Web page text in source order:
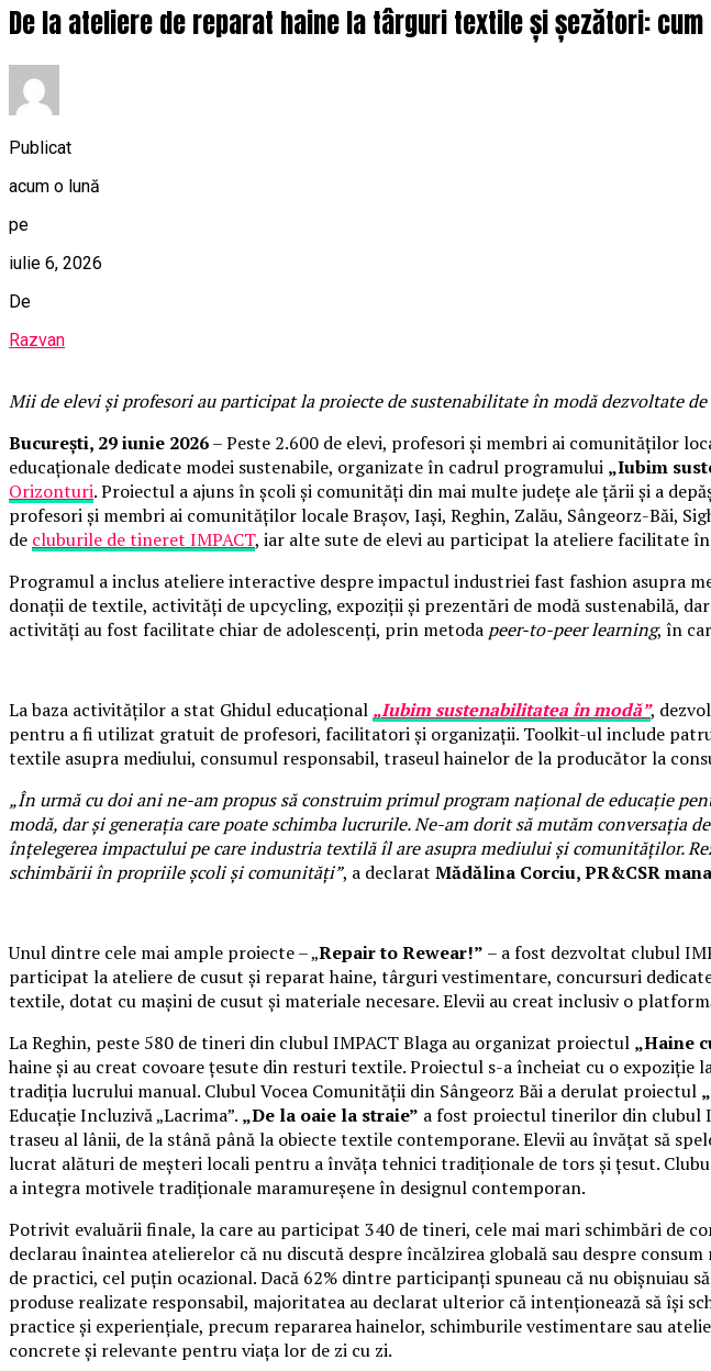
De la ateliere de reparat haine la târguri textile și șezători:
Publicat
acum o lună
pe
iulie 6, 2026
De
Razvan
Mii de elevi și profesori au participat la proiecte de sustenabilitate în modă dezvoltate
București, 29 iunie 2026– Peste 2.600 de elevi, profesori și membri ai comunităților
educaționale dedicate modei sustenabile, organizate în cadrul programului „Iubim
Orizonturi. Proiectul a ajuns în școli și comunități din mai multe județe ale țării și a
profesori și membri ai comunităților locale Brașov, Iași, Reghin, Zalău, Sângeorz-Băi,
de cluburile de tineret IMPACT, iar alte sute de elevi au participat la ateliere facilitate
Programul a inclus ateliere interactive despre impactul industriei fast fashion asupra
donații de textile, activități de upcycling, expoziții și prezentări de modă sustenabilă,
activități au fost facilitate chiar de adolescenți, prin metoda peer-to-peer learning, în
La baza activităților a stat Ghidul educațional „Iubim sustenabilitatea în modă”,
pentru a fi utilizat gratuit de profesori, facilitatori și organizații. Toolkit-ul include
textile asupra mediului, consumul responsabil, traseul hainelor de la producător la
„În urmă cu doi ani ne-am propus să construim primul program național de educație
modă, dar și generația care poate schimba lucrurile. Ne-am dorit să mutăm conversația
înțelegerea impactului pe care industria textilă îl are asupra mediului și comunităților.
schimbării în propriile școli și comunități”, a declarat Mădălina Corciu, PR&CSR
Unul dintre cele mai ample proiecte – „Repair to Rewear!” – a fost dezvoltat clubul
participat la ateliere de cusut și reparat haine, târguri vestimentare, concursuri
textile, dotat cu mașini de cusut și materiale necesare. Elevii au creat inclusiv o
La Reghin, peste 580 de tineri din clubul IMPACT Blaga au organizat proiectul „Haine
haine și au creat covoare țesute din resturi textile. Proiectul s-a încheiat cu o
tradiția lucrului manual. Clubul Vocea Comunității din Sângeorz Băi a derulat proiectul
Educație Incluzivă „Lacrima”. „De la oaie la straie” a fost proiectul tinerilor din clubul
traseu al lânii, de la stână până la obiecte textile contemporane. Elevii au învățat să
lucrat alături de meșteri locali pentru a învăța tehnici tradiționale de tors și țesut.
a integra motivele tradiționale maramureșene în designul contemporan.
Potrivit evaluării finale, la care au participat 340 de tineri, cele mai mari schimbări de
declarau înaintea atelierelor că nu discută despre încălzirea globală sau despre
de practici, cel puțin ocazional. Dacă 62% dintre participanți spuneau că nu obișnuiau
produse realizate responsabil, majoritatea au declarat ulterior că intenționează să își
practice și experiențiale, precum repararea hainelor, schimburile vestimentare sau
concrete și relevante pentru viața lor de zi cu zi.